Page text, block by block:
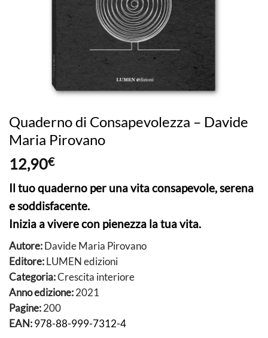
Quaderno di Consapevolezza – Davide
Maria Pirovano
12,90€
Il tuo quaderno per una vita consapevole, serena
e soddisfacente.
Inizia a vivere con pienezza la tua vita.
Autore:Davide Maria Pirovano
Editore:LUMEN edizioni
Categoria:Crescita interiore
Anno edizione:2021
Pagine:200
EAN:978-88-999-7312-4